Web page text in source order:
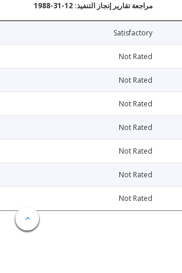
مراجعة تقارير إنجاز التنفيذ: 12-31-1988
Satisfactory
Not Rated
Not Rated
Not Rated
Not Rated
Not Rated
Not Rated
Not Rated